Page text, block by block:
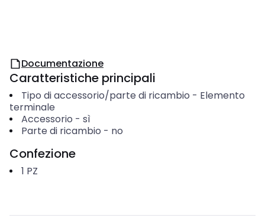
Documentazione
Caratteristiche principali
Tipo di accessorio/parte di ricambio - Elemento
terminale
Accessorio - sì
Parte di ricambio - no
Confezione
1 PZ